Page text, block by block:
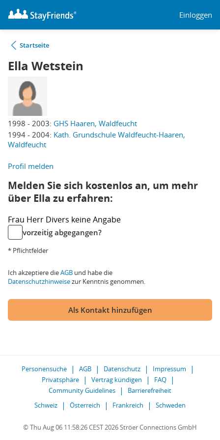
Einloggen
Startseite
Ella Wetstein
1998 - 2003: GHS Haaren, Waldfeucht
1994 - 2004: Kath. Grundschule Waldfeucht-Haaren,
Waldfeucht
Profil melden
Melden Sie sich kostenlos an, um mehr
über Ella zu erfahren:
Frau Herr Divers keine Angabe
vorzeitig abgegangen?
* Pflichtfelder
Ich akzeptiere dieAGB und habe die
Datenschutzhinweisezur Kenntnis genommen.
Als Kontakt hinzufügen
Personensuche AGB Datenschutz
Impressum
Privatsphäre
Vertrag kündigen
FAQ
Community Guidelines
Barrierefreiheit
Schweiz
Österreich Frankreich Schweden
© Thu Aug 06 11:58:26 CEST 2026 Ströer Connections GmbH